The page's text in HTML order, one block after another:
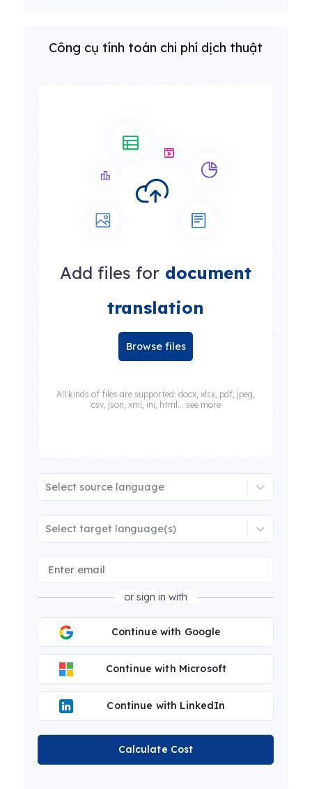
Công cụ tính toán chi phí dịch thuật
Add files for document
translation
Browse files
All kinds of files are supported: docx, xlsx, pdf, jpeg,
csv, json, xml, ini, html... see more
Select source language
Select target language(s)
or sign in with
Continue with Google
Continue with Microsoft
Continue with LinkedIn
Calculate Cost